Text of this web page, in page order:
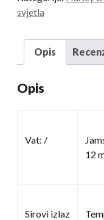
svjetla
Opis
Opis
Vat: /
12
Sirovi izlaz